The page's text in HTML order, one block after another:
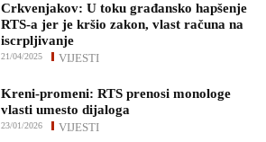
Crkvenjakov: U toku građansko hapšenje
RTS-a jer je kršio zakon, vlast računa na
iscrpljivanje
VIJESTI
21/04/2025
Kreni-promeni: RTS prenosi monologe
vlasti umesto dijaloga
VIJESTI
23/01/2026